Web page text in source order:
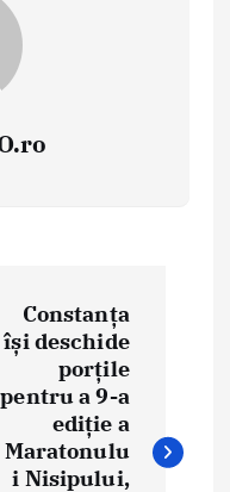
Constanța
își deschide
porțile
pentru a 9-a
ediție a
Maratonulu
i Nisipului,